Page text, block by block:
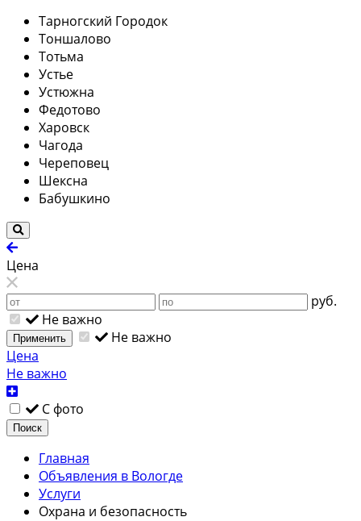
Тарногский Городок
Тоншалово
Тотьма
Устье
Устюжна
Федотово
Харовск
Чагода
Череповец
Шексна
Бабушкино
Цена
руб.
Не важно
Применить
Не важно
Цена
Не важно
С фото
Поиск
Главная
Объявления в Вологде
Услуги
Охрана и безопасность